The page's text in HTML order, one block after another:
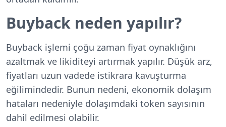
Buyback neden yapılır?
Buyback işlemi çoğu zaman fiyat oynaklığını
azaltmak ve likiditeyi artırmak yapılır. Düşük arz,
fiyatları uzun vadede istikrara kavuşturma
eğilimindedir. Bunun nedeni, ekonomik dolaşım
hataları nedeniyle dolaşımdaki token sayısının
dahil edilmesi olabilir.